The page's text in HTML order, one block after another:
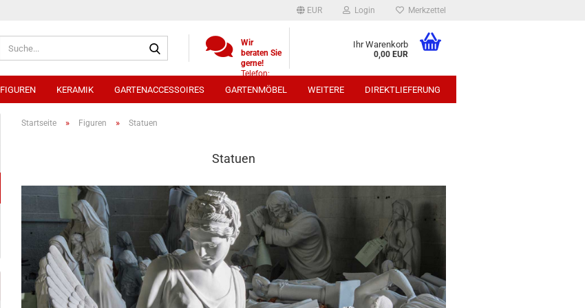
EUR Login Merkzettel
Wir
beraten Sie
gerne!
Telefon:
(0)521
9886494
Ihr Warenkorb
0,00 EUR
FIGUREN KERAMIK GARTENACCESSOIRES GARTENMÖBEL DIREKTLIEFERUNG
WEITERE
Startseite » Figuren » Statuen
Statuen